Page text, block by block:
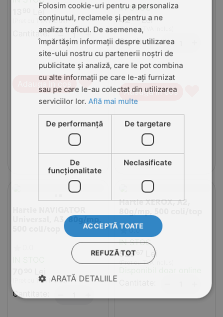
Lei
(Pret cu TVA inclus)
Cantitate: +
−
Adauga in cos ♥
IN STOC
4290 Lei
(Pret cu TVA inclus)
Cantitate: −
Adauga in cos
Universal, A3, 80g/mp,
(Pret cu TVA inclus)
Cantitate:
Hartie XEROX, A2,
0.0
IN STOC
52667 Lei
(Pret cu TVA inclus)
Folosim cookie-uri pentru a personaliza
conținutul, reclamele și pentru a ne
analiza traficul. De asemenea,
împărtășim informații despre utilizarea
site-ului nostru cu partenerii noștri de
publicitate și analiză, care le pot combina
cu alte informații pe care le-ați furnizat
sau pe care le-au colectat din utilizarea
serviciilor lor.Află mai multe
De performanță De targetare
De
funcţionalitate
Neclasificate
ACCEPTĂ TOATE
REFUZĂ TOT
ARATĂ DETALIILE